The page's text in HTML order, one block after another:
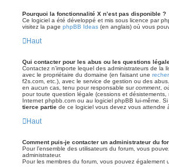
Pourquoi la fonctionnalité X n’est pas disponible ?
Ce logiciel a été développé et mis sous licence par
visitez la page phpBB Ideas (en anglais) où vous
Haut
Qui contacter pour les abus ou les questions
Contactez n’importe lequel des administrateurs de la
avec le propriétaire du domaine (en faisant une
f2s.com, etc.), avec le service de gestion ou des
en aucun cas, tenu pour responsable surcomment
pour toute question légale (cessions et
Internet phpbb.com ou au logiciel phpBB lui-même.
tierce partie de ce logiciel vous devez vous
Haut
Comment puis-je contacter un administrateur du
Pour l’ensemble des utilisateurs du forum, vous
administrateur.
Pour les membres du forum, vous pouvez également